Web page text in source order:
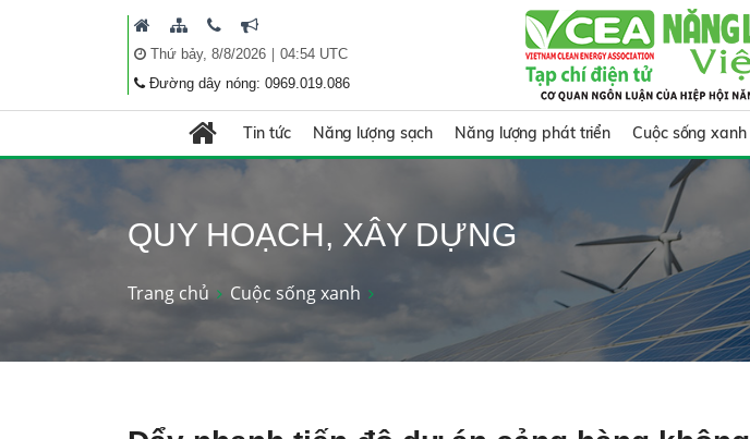
Thứ bảy, 8/8/2026| 04:54 UTC
Đường dây nóng: 0969.019.086
Tin tức Năng lượng sạch Năng lượng phát triển Cuộc sống xanh
QUY HOẠCH, XÂY DỰNG
Trang chủ Cuộc sống xanh